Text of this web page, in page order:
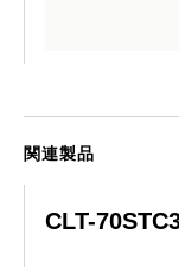
関連製品
CLT-